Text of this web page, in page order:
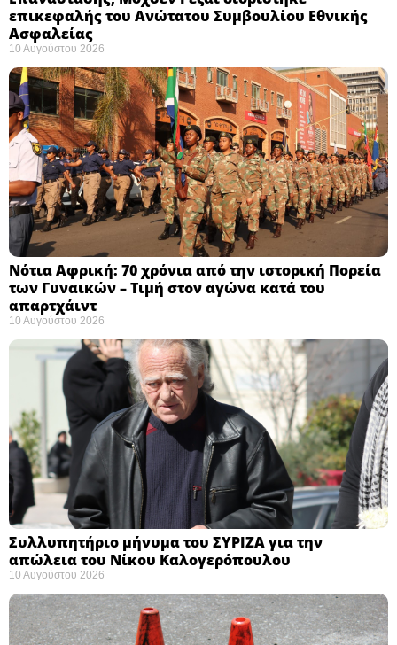
επικεφαλής του Ανώτατου Συμβουλίου Εθνικής
Ασφαλείας ​
10 Αυγούστου 2026
Νότια Αφρική: 70 χρόνια από την ιστορική Πορεία
των Γυναικών – Τιμή στον αγώνα κατά του
απαρτχάιντ ​
10 Αυγούστου 2026
Συλλυπητήριο μήνυμα του ΣΥΡΙΖΑ για την
απώλεια του Νίκου Καλογερόπουλου ​
10 Αυγούστου 2026